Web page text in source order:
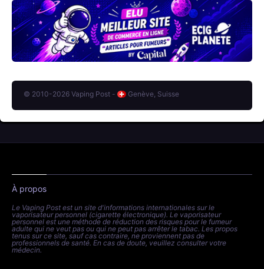
© 2010-2026 Vaping Post - Genève, Suisse
À propos
Le Vaping Post est un site d'informations internationales sur le
vaporisateur personnel (cigarette électronique). Le vaporisateur
personnel est une méthode de réduction des risques pour le fumeur
adulte qui ne veut pas ou qui ne peut pas arrêter le tabac. Les propos
tenus sur ce site, sauf cas contraire, ne proviennent pas de
professionnels de santé. En cas de doute, veuillez consulter votre
médecin.